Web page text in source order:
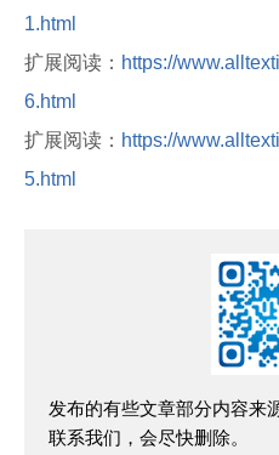
1.html
扩展阅读： https://
6.html
扩展阅读： https://
5.html
发布的有些文章部分内容来
联系我们，会尽快删除。